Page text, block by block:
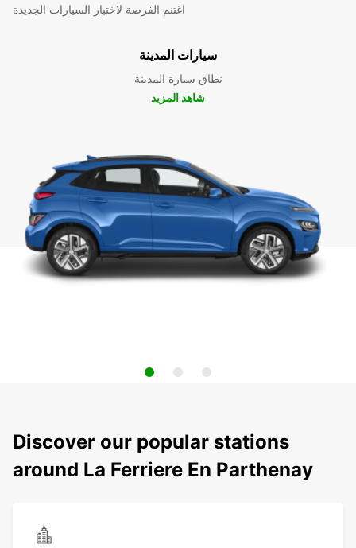
اغتنم الفرصة لاختبار السيارات الجديدة
سيارات المدينة
نطاق سيارة المدينة
شاهد المزيد
Discover our popular stations
around La Ferriere En Parthenay